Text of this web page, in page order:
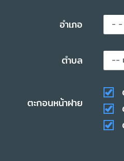
อำเภอ
ตำบล
ตะกอนหน้าฝาย